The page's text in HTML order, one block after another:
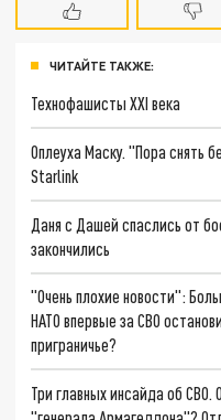
ЧИТАЙТЕ ТАКЖЕ:
Технофашисты XXI века
Оплеуха Маску. "Пора снять
Starlink
Даня с Дашей спаслись от
закончились
"Очень плохие новости":
НАТО впервые за СВО
приграничье?
Три главных инсайда об